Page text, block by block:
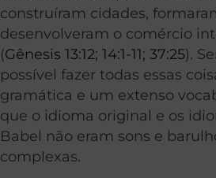
construíram cidades,
desenvolveram o comércio
(Gênesis 13:12; 14:1-11; 37:25).
possível fazer todas essas
gramática e um extenso
que o idioma original e os
Babel não eram sons e
complexas.